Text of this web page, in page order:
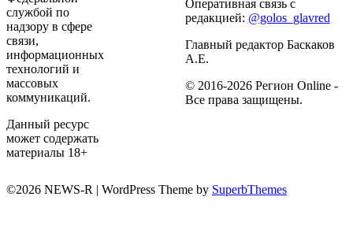
службой по
надзору в сфере
связи,
информационных
технологий и
массовых
коммуникаций.
Данный ресурс
может содержать
материалы 18+
Оперативная связь с
редакцией: @golos_glavred
Главный редактор Баскаков
А.Е.
© 2016-2026 Регион Online -
Все права защищены.
©2026 NEWS-R | WordPress Theme by SuperbThemes